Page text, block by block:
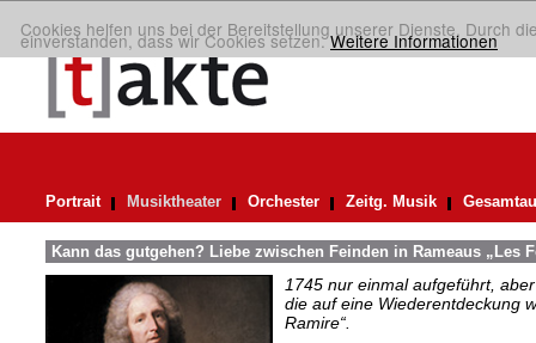
Cookies helfen uns bei der Bereitstellung unserer Dienste. Durch
einverstanden, dass wir Cookies setzen.Weitere Informationen
Portrait Musiktheater Orchester Zeitg. Musik
Kann das gutgehen? Liebe zwischen Feinden in Rameaus „Les
1745 nur einmal aufgeführt,
die auf eine Wiederentdeckung
Ramire“.